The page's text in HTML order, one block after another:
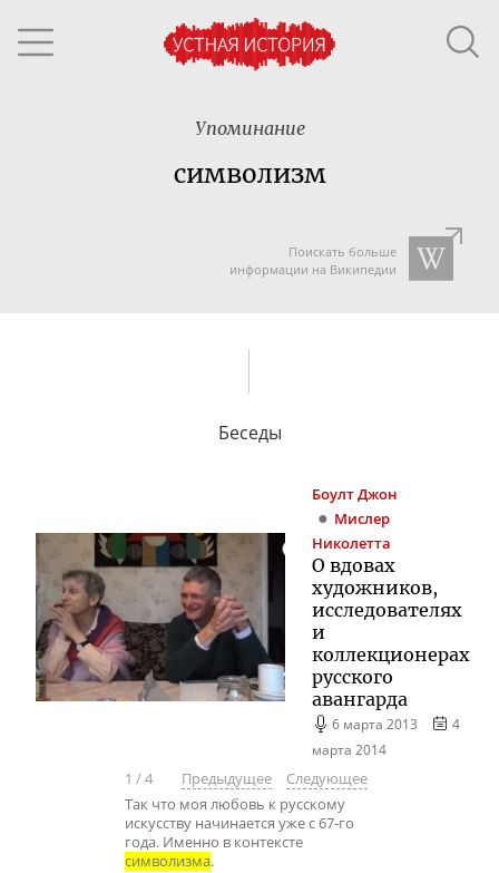
Упоминание
символизм
Поискать больше
информации на Википедии
Беседы
БоултДжон
Мислер
Николетта
О вдовах
художников,
исследователях
и
коллекционерах
русского
авангарда
6 марта 2013
4
марта 2014
1 /4 Предыдущее
Следующее
Так что моя любовь к русскому
искусству начинается уже с 67-го
года. Именно в контексте
символизма.